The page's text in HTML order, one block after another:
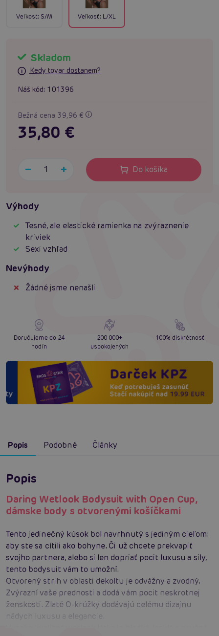
Veľkosť: S/M Veľkosť: L/XL
Skladom
Kedy tovar dostanem?
Náš kód: 101396
Bežná cena 39,96 €
35,80 €
Do košíka
Výhody
Tesné, ale elastické ramienka na zvýraznenie
kriviek
Sexi vzhľad
Nevýhody
Žádné jsme nenašli
Doručujeme do 24
hodín
200 000+
uspokojených
100% diskrétnosť
Popis Podobné Články
Popis
Daring Wetlook Bodysuit with Open Cup,
dámske body s otvorenými košíčkami
Tento jedinečný kúsok bol navrhnutý s jediným cieľom:
aby ste sa cítili ako bohyne. Či už chcete prekvapiť
svojho partnera, alebo si len dopriať pocit luxusu a sily,
tento bodysuit vám to umožní.
Otvorený strih v oblasti dekoltu je odvážny a zvodný.
Zvýrazní vaše prednosti a dodá vám pocit neskrotnej
ženskosti. Zlaté O-krúžky dodávajú celému dizajnu
nádych luxusu a elegancie.